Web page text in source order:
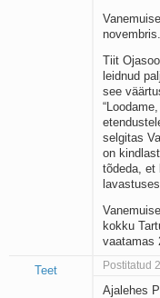
novembris.
Tiit
leidnud
see
selgitas
on
tõdeda, et
kokku
vaatamas
Teet Postitatud
Ajalehes